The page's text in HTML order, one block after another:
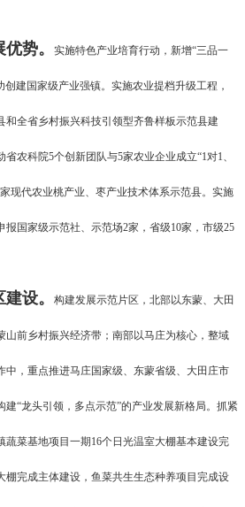
势。 实施特色产业培育行动，新增“三品一
建国家级产业强镇。实施农业提档升级工程，
和全省乡村振兴科技引领型齐鲁样板示范县建
农科院5个创新团队与5家农业企业成立“1对1、
现代农业桃产业、枣产业技术体系示范县。实施
国家级示范社、示范场2家，省级10家，市级25
设。 构建发展示范片区，北部以东蒙、大田
山前乡村振兴经济带；南部以马庄为核心，整域
中，重点推进马庄国家级、东蒙省级、大田庄市
“龙头引领，多点示范”的产业发展新格局。抓紧
蔬菜基地项目一期16个日光温室大棚基本建设完
棚完成主体建设，鱼菜共生生态种养项目完成设